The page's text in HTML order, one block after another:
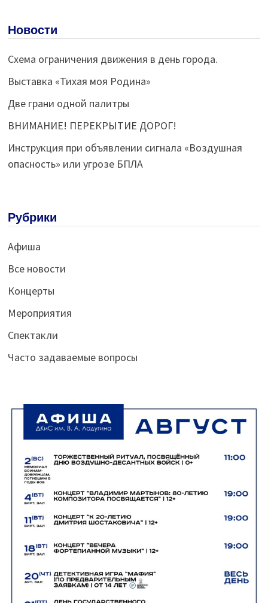
Новости
Схема ограничения движения в день города.
Выставка «Тихая моя Родина»
Две грани одной палитры
ВНИМАНИЕ! ПЕРЕКРЫТИЕ ДОРОГ!
Инструкция при объявлении сигнала «Воздушная
опасность» или угрозе БПЛА
Рубрики
Афиша
Все новости
Концерты
Мероприятия
Спектакли
Часто задаваемые вопросы